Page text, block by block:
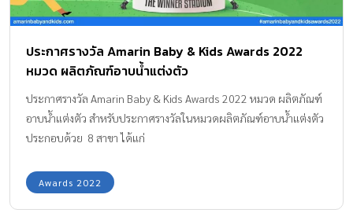
ประกาศรางวัล Amarin Baby & Kids Awards 2022
หมวด ผลิตภัณฑ์อาบน้ำแต่งตัว
ประกาศรางวัล Amarin Baby & Kids Awards 2022 หมวด ผลิตภัณฑ์
อาบน้ำแต่งตัว สำหรับประกาศรางวัลในหมวดผลิตภัณฑ์อาบน้ำแต่งตัว
ประกอบด้วย 8 สาขา ได้แก่
Awards 2022